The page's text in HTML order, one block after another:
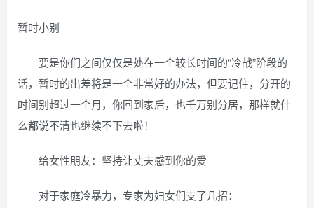
暂时小别
要是你们之间仅仅是处在一个较长时间的“冷战”阶段的
话，暂时的出差将是一个非常好的办法，但要记住，分开的
时间别超过一个月，你回到家后，也千万别分居，那样就什
么都说不清也继续不下去啦！
给女性朋友：坚持让丈夫感到你的爱
对于家庭冷暴力，专家为妇女们支了几招：